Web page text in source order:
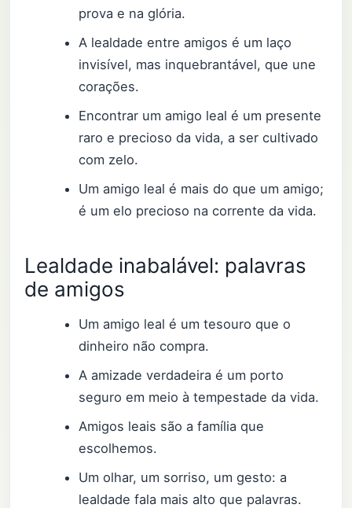
prova e na glória.
A lealdade entre amigos é um laço
invisível, mas inquebrantável, que une
corações.
Encontrar um amigo leal é um presente
raro e precioso da vida, a ser cultivado
com zelo.
Um amigo leal é mais do que um amigo;
é um elo precioso na corrente da vida.
Lealdade inabalável: palavras
de amigos
Um amigo leal é um tesouro que o
dinheiro não compra.
A amizade verdadeira é um porto
seguro em meio à tempestade da vida.
Amigos leais são a família que
escolhemos.
Um olhar, um sorriso, um gesto: a
lealdade fala mais alto que palavras.